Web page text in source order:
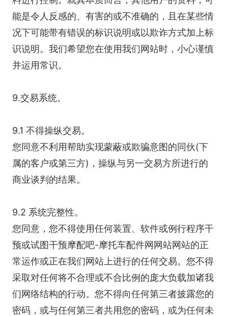
能是令人反感的、有害的或不准确的，且在某些情
况下可能带有错误的标识说明或以欺诈方式加上标
识说明。我们希望您在使用我们网站时，小心谨慎
并运用常识。
9.交易系统。
9.1 不得操纵交易。
您同意不利用帮助实现蒙蔽或欺骗意图的同伙(下
属的客户或第三方)，操纵与另一交易方所进行的
商业谈判的结果。
9.2 系统完整性。
您同意，您不得使用任何装置、软件或例行程序干
预或试图干预摩配吧-摩托车配件网网站网站的正
常运作或正在我们网站上进行的任何交易。您不得
采取对任何将不合理或不合比例的庞大负载加诸我
们网络结构的行动。您不得向任何第三者披露您的
密码，或与任何第三者共用您的密码，或为任何未